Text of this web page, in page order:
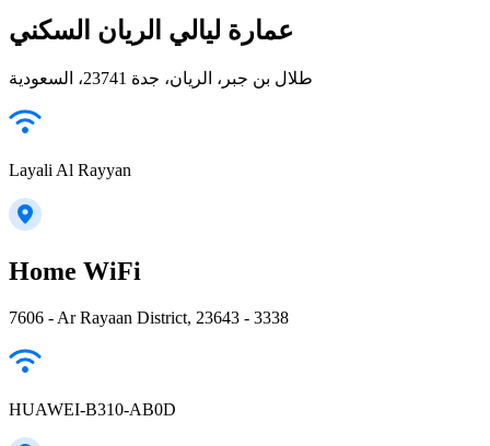
عمارة ليالي الريان السكني
طلال بن جبر، الريان، جدة 23741، السعودية
Layali Al Rayyan
Home WiFi
7606 - Ar Rayaan District, 23643 - 3338
HUAWEI-B310-AB0D